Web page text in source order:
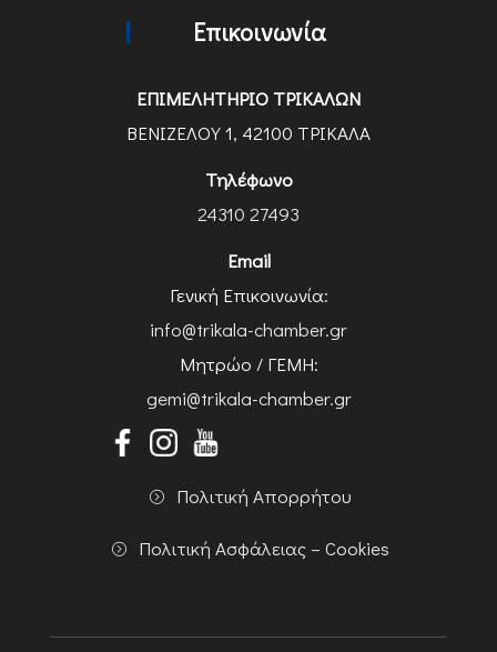
Επικοινωνία
ΕΠΙΜΕΛΗΤΗΡΙΟ ΤΡΙΚΑΛΩΝ
ΒΕΝΙΖΕΛΟΥ 1, 42100 ΤΡΙΚΑΛΑ
Τηλέφωνο
24310 27493
Email
Γενική Επικοινωνία:
info@trikala-chamber.gr
Μητρώο / ΓΕΜΗ:
gemi@trikala-chamber.gr
Πολιτική Απορρήτου
Πολιτική Ασφάλειας – Cookies